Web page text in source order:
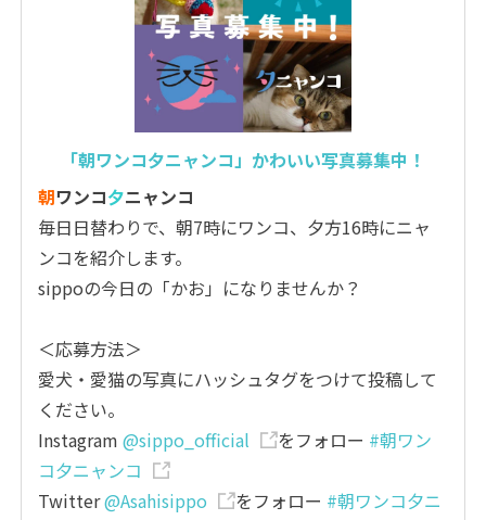
「朝ワンコ夕ニャンコ」かわいい写真募集中！
朝ワンコ夕ニャンコ
毎日日替わりで、朝7時にワンコ、夕方16時にニャ
ンコを紹介します。
sippoの今日の「かお」になりませんか？
＜応募方法＞
愛犬・愛猫の写真にハッシュタグをつけて投稿して
ください。
Instagram@sippo_official をフォロー #朝ワン
コ夕ニャンコ
Twitter@Asahisippo をフォロー #朝ワンコ夕ニ